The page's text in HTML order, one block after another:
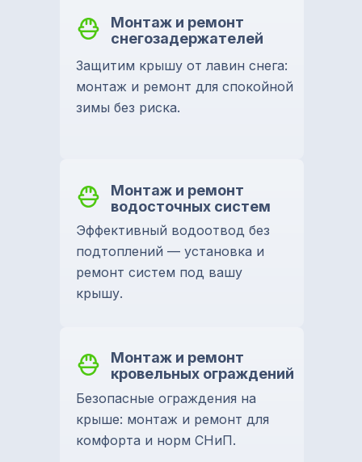
Монтаж и ремонт
снегозадержателей
Защитим крышу от лавин снега:
монтаж и ремонт для спокойной
зимы без риска.
Монтаж и ремонт
водосточных систем
Эффективный водоотвод без
подтоплений — установка и
ремонт систем под вашу
крышу.
Монтаж и ремонт
кровельных ограждений
Безопасные ограждения на
крыше: монтаж и ремонт для
комфорта и норм СНиП.